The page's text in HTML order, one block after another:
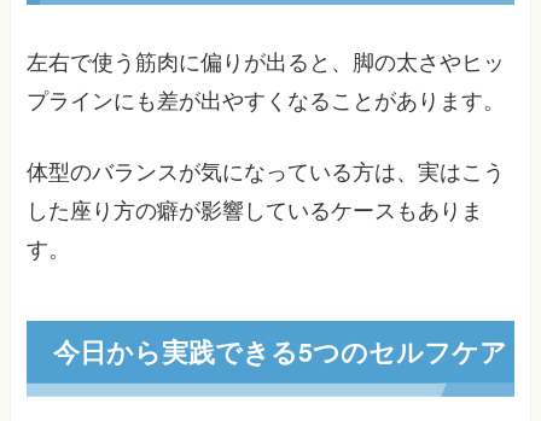
左右で使う筋肉に偏りが出ると、脚の太さやヒッ
プラインにも差が出やすくなることがあります。
体型のバランスが気になっている方は、実はこう
した座り方の癖が影響しているケースもありま
す。
今日から実践できる5つのセルフケア